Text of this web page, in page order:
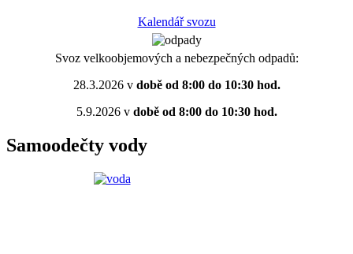
Kalendář svozu
Svoz velkoobjemových a nebezpečných odpadů:
28.3.2026 vdobě od 8:00 do 10:30 hod.
5.9.2026 vdobě od 8:00 do 10:30 hod.
Samoodečty vody